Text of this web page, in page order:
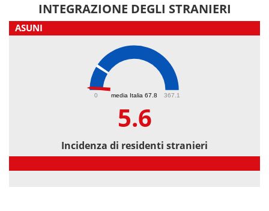
INTEGRAZIONE DEGLI STRANIERI
ASUNI
media Italia 67.8
0 367.1
5.6
Incidenza di residenti stranieri